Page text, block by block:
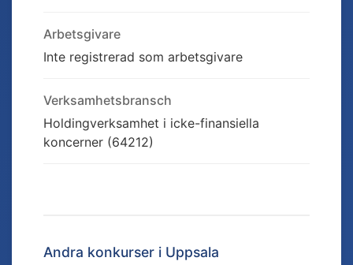
Arbetsgivare
Inte registrerad som arbetsgivare
Verksamhetsbransch
Holdingverksamhet i icke-finansiella
koncerner (64212)
Andra konkurser i Uppsala